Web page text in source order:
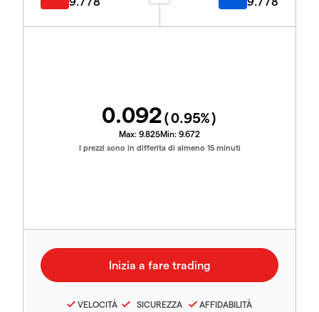
0.092(0.95%)
Max: 9.825Min: 9.672
I prezzi sono in differita di almeno 15 minuti
VELOCITÀ SICUREZZA AFFIDABILITÀ